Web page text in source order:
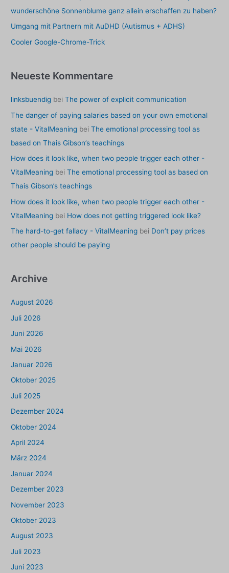
h
wunderschöne Sonnenblume ganz allein erschaffen zu haben?
Umgang mit Partnern mit AuDHD (Autismus + ADHS)
Cooler Google-Chrome-Trick
Neueste Kommentare
linksbuendig beiThe power of explicit communication
The danger of paying salaries based on your own emotional
state - VitalMeaning beiThe emotional processing tool as
based on Thais Gibson’s teachings
How does it look like, when two people trigger each other -
VitalMeaning beiThe emotional processing tool as based on
Thais Gibson’s teachings
How does it look like, when two people trigger each other -
VitalMeaning bei How does not getting triggered look like?
The hard-to-get fallacy - VitalMeaning bei Don’t pay prices
other people should be paying
Archive
August 2026
Juli 2026
Juni 2026
Mai 2026
Januar 2026
Oktober 2025
Juli 2025
Dezember 2024
Oktober 2024
April 2024
März 2024
Januar 2024
Dezember 2023
November 2023
Oktober 2023
August 2023
Juli 2023
Juni 2023